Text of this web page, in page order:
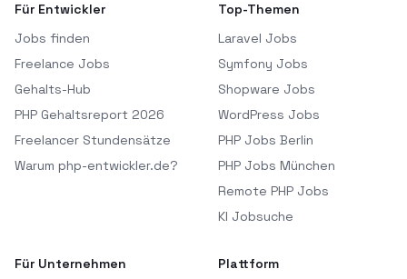
Für Entwickler
Jobs finden
Freelance Jobs
Gehalts-Hub
PHP Gehaltsreport 2026
Freelancer Stundensätze
Warum php-entwickler.de?
Top-Themen
Laravel Jobs
Symfony Jobs
Shopware Jobs
WordPress Jobs
PHP Jobs Berlin
PHP Jobs München
Remote PHP Jobs
KI Jobsuche
Für Unternehmen
Plattform